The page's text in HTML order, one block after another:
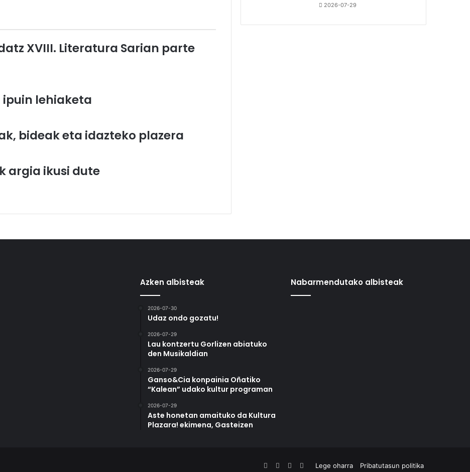
XVIII. Literatura Sarian parte
ipuin lehiaketa
bideak eta idazteko plazera
argia ikusi dute
2026-07-29
Azken albisteak
2026-07-30
Udaz ondo gozatu!
2026-07-29
Lau kontzertu Gorlizen abiatuko
den Musikaldian
2026-07-29
Ganso&Cia konpainia Oñatiko
“Kalean” udako kultur programan
2026-07-29
Aste honetan amaituko da Kultura
Plazara! ekimena, Gasteizen
Nabarmendutako albisteak
Lege oharra Pribatutasun politika
FacebookYouTube